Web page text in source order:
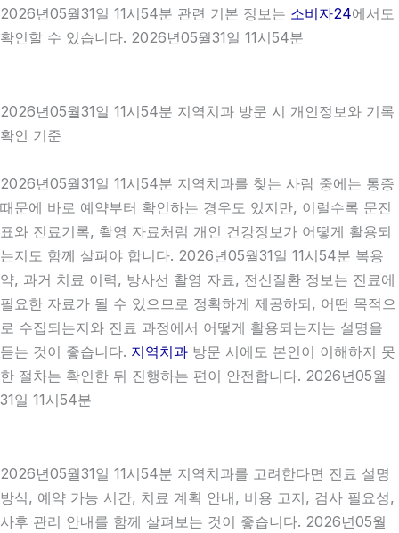
2026년05월31일 11시54분 관련 기본 정보는 소비자24에서도
확인할 수 있습니다. 2026년05월31일 11시54분
2026년05월31일 11시54분 지역치과 방문 시 개인정보와 기록
확인 기준
2026년05월31일 11시54분 지역치과를 찾는 사람 중에는 통증
때문에 바로 예약부터 확인하는 경우도 있지만, 이럴수록 문진
표와 진료기록, 촬영 자료처럼 개인 건강정보가 어떻게 활용되
는지도 함께 살펴야 합니다. 2026년05월31일 11시54분 복용
약, 과거 치료 이력, 방사선 촬영 자료, 전신질환 정보는 진료에
필요한 자료가 될 수 있으므로 정확하게 제공하되, 어떤 목적으
로 수집되는지와 진료 과정에서 어떻게 활용되는지는 설명을
듣는 것이 좋습니다. 지역치과 방문 시에도 본인이 이해하지 못
한 절차는 확인한 뒤 진행하는 편이 안전합니다. 2026년05월
31일 11시54분
2026년05월31일 11시54분 지역치과를 고려한다면 진료 설명
방식, 예약 가능 시간, 치료 계획 안내, 비용 고지, 검사 필요성,
사후 관리 안내를 함께 살펴보는 것이 좋습니다. 2026년05월